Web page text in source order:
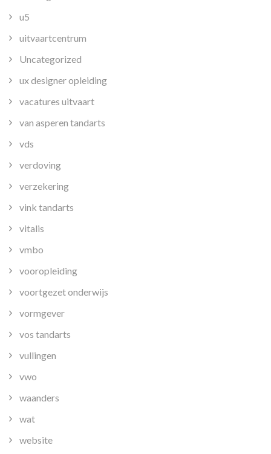
u5
uitvaartcentrum
Uncategorized
ux designer opleiding
vacatures uitvaart
van asperen tandarts
vds
verdoving
verzekering
vink tandarts
vitalis
vmbo
vooropleiding
voortgezet onderwijs
vormgever
vos tandarts
vullingen
vwo
waanders
wat
website